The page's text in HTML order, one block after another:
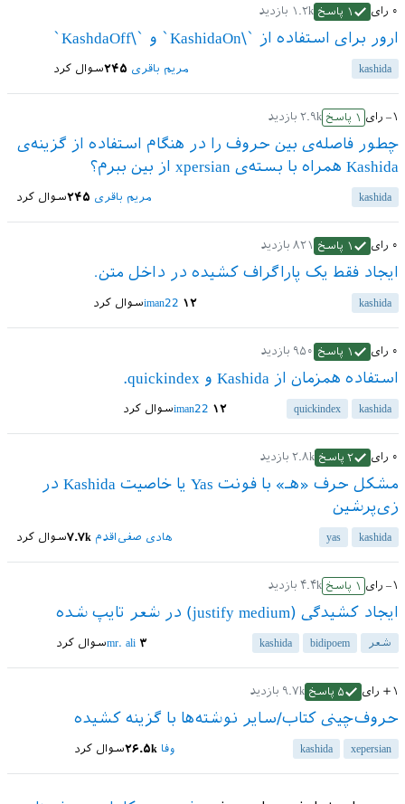
۰ رای ۱ پاسخ ۱.۲k بازدید
ارور برای استفاده از `\KashidaOn` و `\KashdaOff`
kashida سوال کرد مریم باقری ۲۴۵
–۱ رای ۱ پاسخ ۲.۹k بازدید
چطور فاصله‌ی بین حروف را در هنگام استفاده از گزینه‌ی
Kashida همراه با بسته‌ی xpersian از بین ببرم؟
kashida سوال کرد مریم باقری ۲۴۵
۰ رای ۱ پاسخ ۸۲۱ بازدید
ایجاد فقط یک پاراگراف کشیده در داخل متن.
kashida سوال کردiman22 ۱۲
۰ رای ۱ پاسخ ۹۵۰ بازدید
استفاده همزمان از Kashida و quickindex.
kashida
quickindex سوال کردiman22 ۱۲
۰ رای ۲ پاسخ ۲.۸k بازدید
مشکل حرف «هـ» با فونت Yas یا خاصیت Kashida در
زی‌پرشین
kashida
yas سوال کرد هادی صفی‌اقدم ۷.۷k
–۱ رای ۱ پاسخ ۴.۴k بازدید
ایجاد کشیدگی (justify medium) در شعر تایپ شده
شعر bidipoem
kashida سوال کردmr. ali ۳
+۱ رای ۵ پاسخ ۹.۷k بازدید
حروف‌چینی کتاب/سایر نوشته‌ها با گزینه کشیده
xepersian
kashida سوال کرد وفا ۲۶.۵k